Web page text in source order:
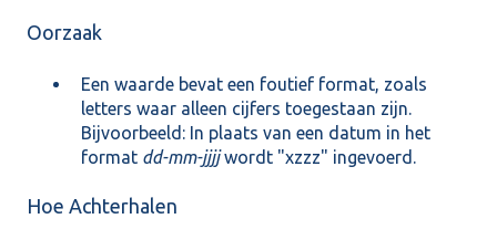
Oorzaak
Een waarde bevat een foutief format, zoals
letters waar alleen cijfers toegestaan zijn.
Bijvoorbeeld: In plaats van een datum in het
format dd-mm-jjjjwordt "xzzz" ingevoerd.
Hoe Achterhalen